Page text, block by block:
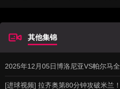
其他集锦
2025年12月05日博洛尼亚VS帕尔马
[进球视频] 拉齐奥第80分钟攻破米兰